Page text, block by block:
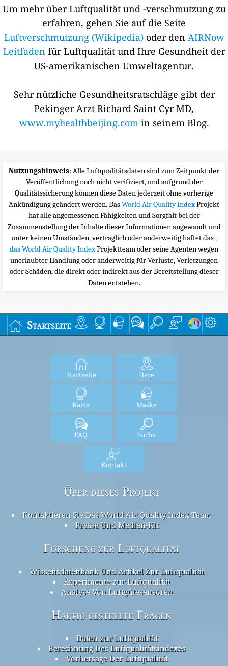
Um mehr über Luftqualität und -verschmutzung zu
erfahren, gehen Sie auf die Seite
Luftverschmutzung (Wikipedia)oder den AIRNow
Leitfaden für Luftqualität und Ihre Gesundheit der
US-amerikanischen Umweltagentur.
Sehr nützliche Gesundheitsratschläge gibt der
Pekinger Arzt Richard Saint Cyr MD,
www.myhealthbeijing.comin seinem Blog.
Nutzungshinweis: Alle Luftqualitätsdaten sind zum Zeitpunkt der
Veröffentlichung noch nicht verifiziert, und aufgrund der
Qualitätssicherung können diese Daten jederzeit ohne vorherige
Ankündigung geändert werden. DasWorld Air Quality IndexProjekt
hat alle angemessenen Fähigkeiten und Sorgfalt bei der
Zusammenstellung der Inhalte dieser Informationen angewandt und
unter keinen Umständen, vertraglich oder anderweitig haftet das,
das World Air Quality IndexProjektteam oder seine Agenten wegen
unerlaubter Handlung oder anderweitig für Verluste, Verletzungen
oder Schäden, die direkt oder indirekt aus der Bereitstellung dieser
Daten entstehen.
Startseite
Startseite Here
Karte Maske
FAQ Suche
Kontakt
Über dieses Projekt
Kontaktieren Sie Das World Air Quality Index Team
Presse Und Medien-Kit
Forschung zur Luftqualität
Wissensdatenbank Und Artikel Zur Luftqualität
Experimente zur Luftqualität
Analyse Von Luftgütesensoren
Häufig gestellte Fragen
Daten zur Luftqualität
Berechnung Des Luftqualitätsindexes
Vorhersage Der Luftqualität